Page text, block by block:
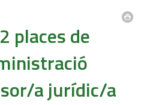
places de
a jurídic/a